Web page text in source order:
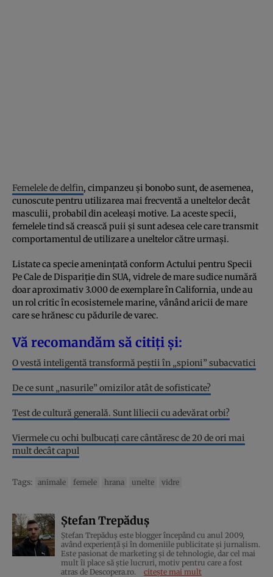
Femelele de delfin, cimpanzeu și bonobo sunt, de asemenea,
cunoscute pentru utilizarea mai frecventă a uneltelor decât
masculii, probabil din aceleași motive. La aceste specii,
femelele tind să crească puii și sunt adesea cele care transmit
comportamentul de utilizare a uneltelor către urmași.
Listate ca specie amenințată conform Actului pentru Specii
Pe Cale de Dispariție din SUA, vidrele de mare sudice numără
doar aproximativ 3.000 de exemplare în California, unde au
un rol critic în ecosistemele marine, vânând aricii de mare
care se hrănesc cu pădurile de varec.
Vă recomandăm să citiți și:
O vestă inteligentă transformă peștii în „spioni” subacvatici
De ce sunt „nasurile” omizilor atât de sofisticate?
Test de cultură generală. Sunt liliecii cu adevărat orbi?
Viermele cu ochi bulbucați care cântăresc de 20 de ori mai
mult decât capul
Tags: animale femele hrana unelte vidre
Ștefan Trepăduș
Ștefan Trepăduș este blogger începând cu anul 2009,
având experiență și în domeniile publicitate și jurnalism.
Este pasionat de marketing și de tehnologie, dar cel mai
mult îi place să știe lucruri, motiv pentru care a fost
atras de Descopera.ro.
citește mai mult